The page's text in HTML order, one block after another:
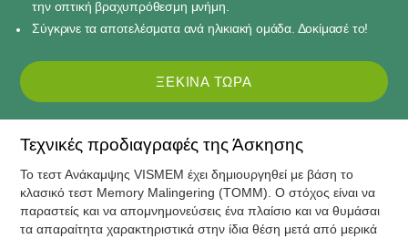
την οπτική βραχυπρόθεσμη μνήμη.
Σύγκρινε τα αποτελέσματα ανά ηλικιακή ομάδα. Δοκίμασέ το!
ΞΕΚΊΝΑ ΤΏΡΑ
Τεχνικές προδιαγραφές της Άσκησης
Το τεστ Ανάκαμψης VISMEM έχει δημιουργηθεί με βάση το
κλασικό τεστ Memory Malingering (TΟΜΜ). Ο στόχος είναι να
παραστείς και να απομνημονεύσεις ένα πλαίσιο και να θυμάσαι
τα απαραίτητα χαρακτηριστικά στην ίδια θέση μετά από μερικά